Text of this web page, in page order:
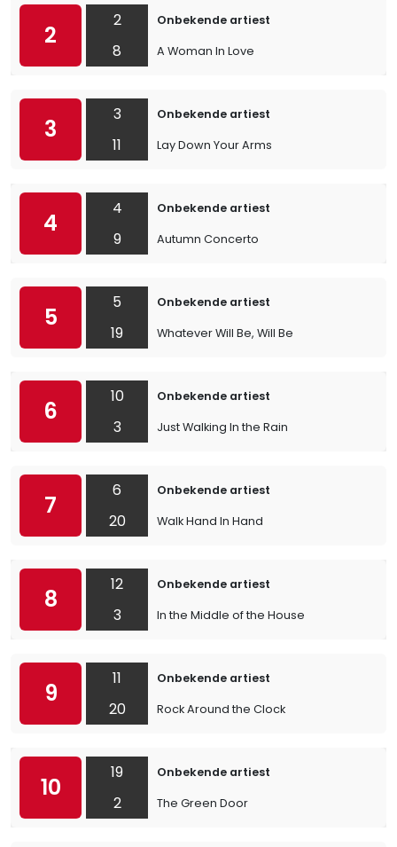
2
2
8
Onbekende artiest
A Woman In Love
3
3
11
Onbekende artiest
Lay Down Your Arms
4
4
9
Onbekende artiest
Autumn Concerto
5
5
19
Onbekende artiest
Whatever Will Be, Will Be
6
10
3
Onbekende artiest
Just Walking In the Rain
7
6
20
Onbekende artiest
Walk Hand In Hand
8
12
3
Onbekende artiest
In the Middle of the House
9
11
20
Onbekende artiest
Rock Around the Clock
10
19
2
Onbekende artiest
The Green Door